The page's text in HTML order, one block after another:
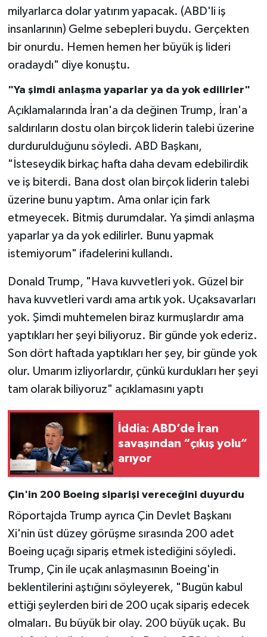
milyarlarca dolar yatırım yapacak. (ABD'li iş
insanlarının) Gelme sebepleri buydu. Gerçekten
bir onurdu. Hemen hemen her büyük iş lideri
oradaydı" diye konuştu.
"Ya şimdi anlaşma yaparlar ya da yok edilirler"
Açıklamalarında İran'a da değinen Trump, İran'a
saldırıların dostu olan birçok liderin talebi üzerine
durdurulduğunu söyledi. ABD Başkanı,
"İsteseydik birkaç hafta daha devam edebilirdik
ve iş biterdi. Bana dost olan birçok liderin talebi
üzerine bunu yaptım. Ama onlar için fark
etmeyecek. Bitmiş durumdalar. Ya şimdi anlaşma
yaparlar ya da yok edilirler. Bunu yapmak
istemiyorum" ifadelerini kullandı.
Donald Trump, "Hava kuvvetleri yok. Güzel bir
hava kuvvetleri vardı ama artık yok. Uçaksavarları
yok. Şimdi muhtemelen biraz kurmuşlardır ama
yaptıkları her şeyi biliyoruz. Bir günde yok ederiz.
Son dört haftada yaptıkları her şey, bir günde yok
olur. Umarım izliyorlardır, çünkü kurdukları her şeyi
tam olarak biliyoruz" açıklamasını yaptı
İddia: ABD’de İran
savaşından “çıkış yolu”
arıyor
Çin'in 200 Boeing siparişi vereceğini duyurdu
Röportajda Trump ayrıca Çin Devlet Başkanı
Xi'nin üst düzey görüşme sırasında 200 adet
Boeing uçağı sipariş etmek istediğini söyledi.
Trump, Çin ile uçak anlaşmasının Boeing'in
beklentilerini aştığını söyleyerek, "Bugün kabul
ettiği şeylerden biri de 200 uçak sipariş edecek
olmaları. Bu büyük bir olay. 200 büyük uçak. Bu